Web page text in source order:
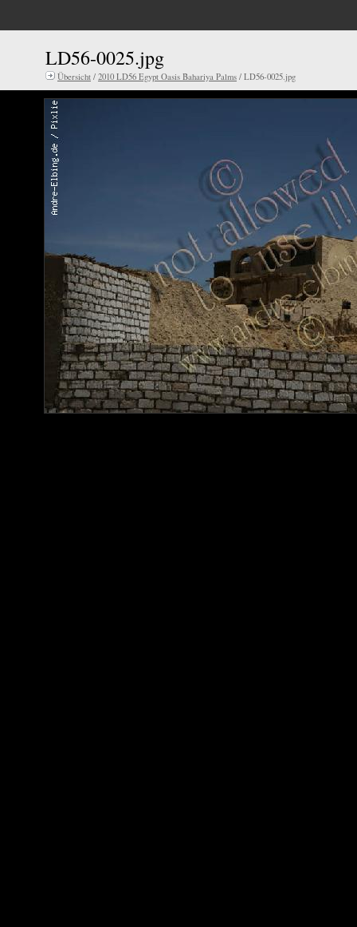
LD56-0025.jpg
Übersicht / 2010 LD56 Egypt Oasis Bahariya Palms / LD56-0025.jpg